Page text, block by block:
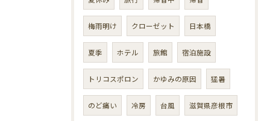
梅雨明け クローゼット 日本橋
夏季 ホテル 旅館 宿泊施設
トリコスポロン かゆみの原因 猛暑
のど痛い 冷房 台風 滋賀県彦根市